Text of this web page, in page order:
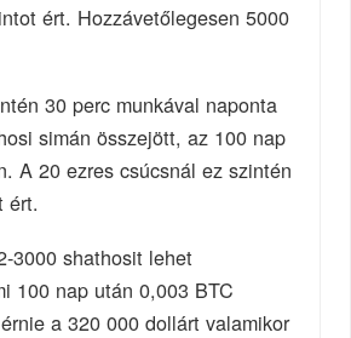
ért. Hozzávetőlegesen 5000
30 perc munkával naponta
simán összejött, az 100 nap
A 20 ezres csúcsnál ez szintén
ért.
3000 shathosit lehet
100 nap után 0,003 BTC
a 320 000 dollárt valamikor